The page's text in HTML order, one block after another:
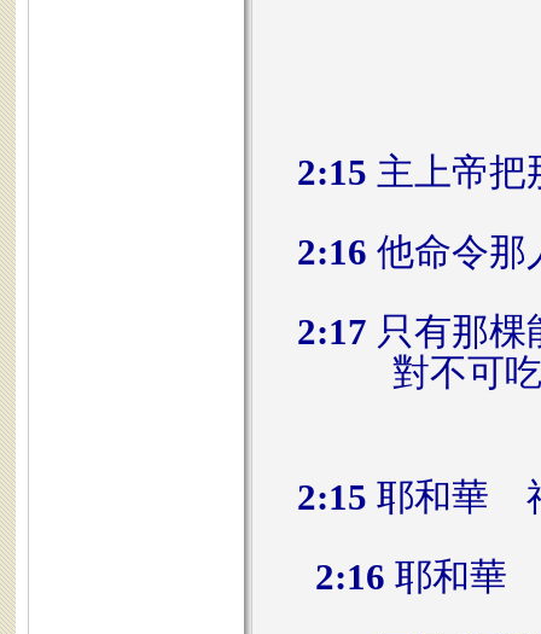
2:15 主上帝把
2:16 他命令那
2:17 只有那棵
對不可
2:15 耶和華
2:16 耶和華